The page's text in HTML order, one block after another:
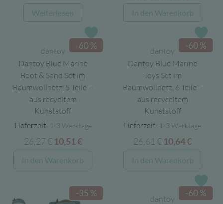
war:
21,25 €
ist:
12,75 €.
Weiterlesen
Preis
war:
Preis
ist:
7,50 €.
In den Warenkorb
-60 %
dantoy
Dantoy Blue Marine
Boot & Sand Set im
Baumwollnetz, 5 Teile –
aus recyeltem
Kunststoff
Lieferzeit: 1-3 Werktage
26,27€ Ursprünglicher
Preis
war:
10,51€Aktueller
Preis
ist:
In den Warenkorb
-60 %
dantoy
Dantoy Blue Marine
Toys Set im
Baumwollnetz, 6 Teile –
aus recyceltem
Kunststoff
Lieferzeit: 1-3 Werktage
26,61€ Ursprünglicher
Preis
war:
10,64€
Preis
ist:
10,64 €.
In den Warenkorb
-35 % -60 %
dantoy